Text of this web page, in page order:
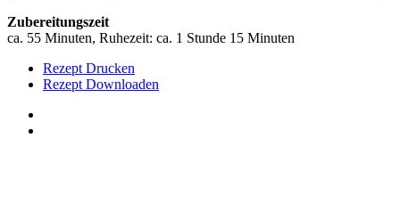
Zubereitungszeit
ca. 55 Minuten, Ruhezeit: ca. 1 Stunde 15 Minuten
Rezept Drucken
Rezept Downloaden